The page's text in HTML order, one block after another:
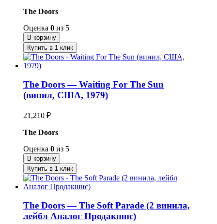
The Doors
Оценка 0 из 5
В корзину
Купить в 1 клик
The Doors — Waiting For The Sun
(винил, США, 1979)
21,210 ₽
The Doors
Оценка 0 из 5
В корзину
Купить в 1 клик
The Doors — The Soft Parade (2 винила,
лейбл Аналог Продакшнс)